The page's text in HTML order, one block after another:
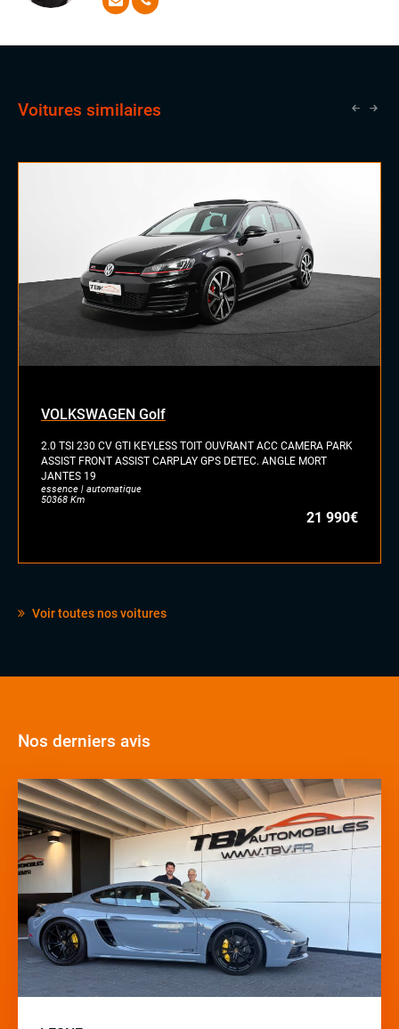
votre recherche en une expérience simple, efficace et
pleine d’enthousiasme.
Voitures similaires
VOLKSWAGEN Golf
2.0 TSI 230 CV GTI KEYLESS TOIT OUVRANT ACC CAMERA PARK
ASSIST FRONT ASSIST CARPLAY GPS DETEC. ANGLE MORT
JANTES 19
essence | automatique
50368 Km
21 990€
Voir toutes nos voitures
Nos derniers avis